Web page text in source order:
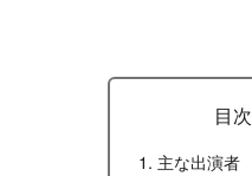
目次
主な出演者